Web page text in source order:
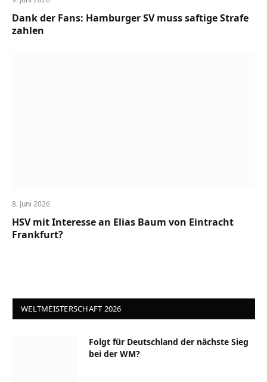
Dank der Fans: Hamburger SV muss saftige Strafe
zahlen
8. Juni 2026
HSV mit Interesse an Elias Baum von Eintracht
Frankfurt?
WELTMEISTERSCHAFT 2026
Folgt für Deutschland der nächste Sieg
bei der WM?